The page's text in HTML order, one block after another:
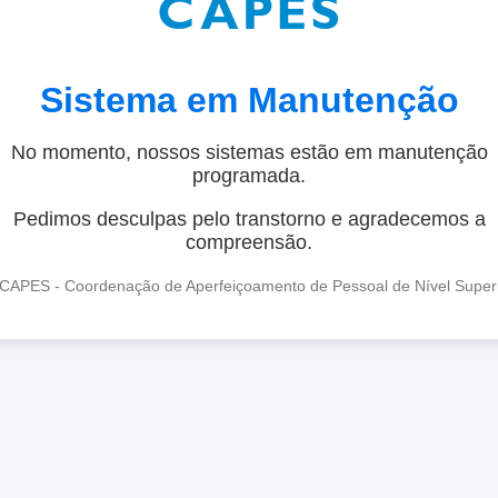
Sistema em Manutenção
No momento, nossos sistemas estão em manutenção
programada.
Pedimos desculpas pelo transtorno e agradecemos a
compreensão.
- Coordenação de Aperfeiçoamento de Pessoal de Nível